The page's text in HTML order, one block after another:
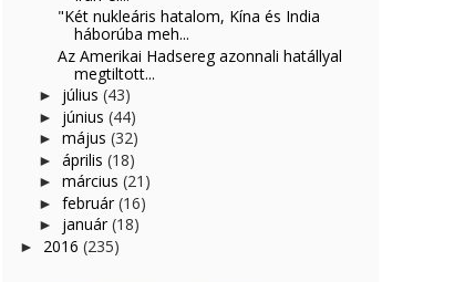
"Két nukleáris hatalom, Kína és India
háborúba meh...
Az Amerikai Hadsereg azonnali hatállyal
megtiltott...
► július (43)
► június (44)
► május (32)
► április (18)
► március (21)
► február (16)
► január (18)
► 2016 (235)